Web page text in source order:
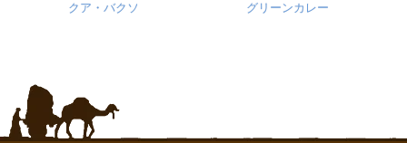
クア・バクソ グリーンカレー